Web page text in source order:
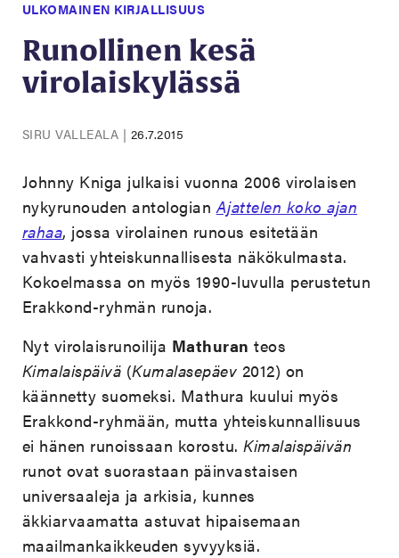
ULKOMAINEN KIRJALLISUUS
Runollinen kesä
virolaiskylässä
SIRU VALLEALA | 26.7.2015
Johnny Kniga julkaisi vuonna 2006 virolaisen
nykyrunouden antologianAjattelen koko ajan
rahaa, jossa virolainen runous esitetään
vahvasti yhteiskunnallisesta näkökulmasta.
Kokoelmassa on myös 1990-luvulla perustetun
Erakkond-ryhmän runoja.
Nyt virolaisrunoilija Mathuran teos
Kimalaispäivä (Kumalasepäev 2012) on
käännetty suomeksi. Mathura kuului myös
Erakkond-ryhmään, mutta yhteiskunnallisuus
ei hänen runoissaan korostu.Kimalaispäivän
runot ovat suorastaan päinvastaisen
universaaleja ja arkisia, kunnes
äkkiarvaamatta astuvat hipaisemaan
maailmankaikkeuden syvyyksiä.